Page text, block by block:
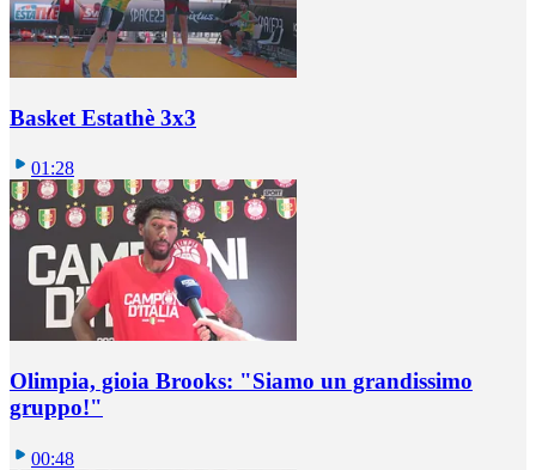
Basket Estathè 3x3
01:28
Olimpia, gioia Brooks: "Siamo un grandissimo
gruppo!"
00:48